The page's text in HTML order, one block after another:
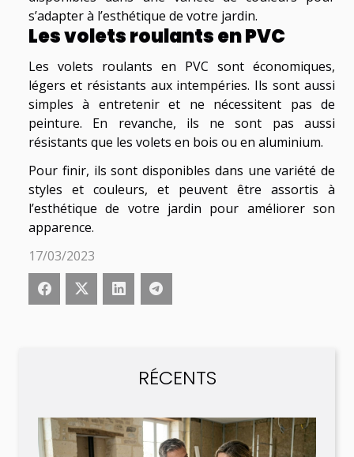
RÉCENTS
s’adapter à l’esthétique de votre jardin.
Les volets roulants en PVC
Les volets roulants en PVC sont économiques,
légers et résistants aux intempéries. Ils sont aussi
simples à entretenir et ne nécessitent pas de
peinture. En revanche, ils ne sont pas aussi
résistants que les volets en bois ou en aluminium.
Pour finir, ils sont disponibles dans une variété de
styles et couleurs, et peuvent être assortis à
l’esthétique de votre jardin pour améliorer son
apparence.
17/03/2023